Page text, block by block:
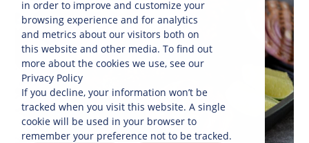
in order to improve and customize your
browsing experience and for analytics
and metrics about our visitors both on
this website and other media. To find out
more about the cookies we use, see our
Privacy Policy
If you decline, your information won’t be
tracked when you visit this website. A single
cookie will be used in your browser to
remember your preference not to be tracked.